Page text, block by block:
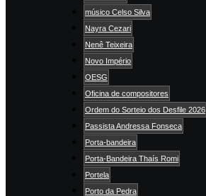
músico Celso Silva
Nayra Cezari
Nenê Teixeira
Novo Império
OESG
Oficina de compositores
Ordem do Sorteio dos Desfile 2026
Passista Andressa Fonseca
Porta-bandeira
Porta-Bandeira Thaís Romi
Portela
Porto da Pedra